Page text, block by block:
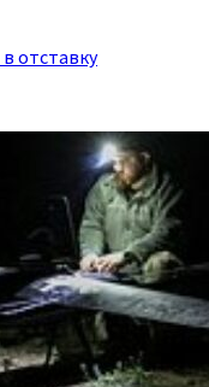
отставку